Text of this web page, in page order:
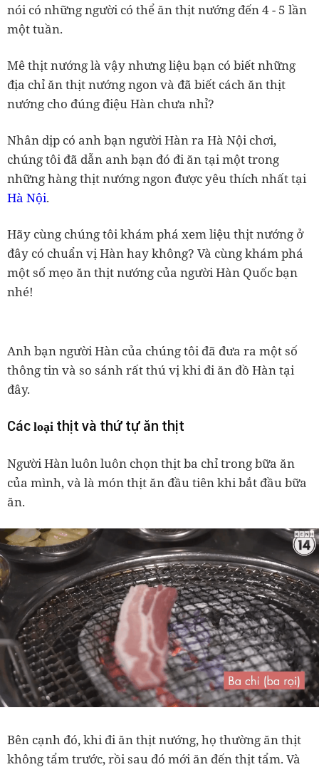
nói có những người có thể ăn thịt nướng đến 4 - 5 lần
một tuần.
Mê thịt nướng là vậy nhưng liệu bạn có biết những
địa chỉ ăn thịt nướng ngon và đã biết cách ăn thịt
nướng cho đúng điệu Hàn chưa nhỉ?
Nhân dịp có anh bạn người Hàn ra Hà Nội chơi,
chúng tôi đã dẫn anh bạn đó đi ăn tại một trong
những hàng thịt nướng ngon được yêu thích nhất tại
Hà Nội.
Hãy cùng chúng tôi khám phá xem liệu thịt nướng ở
đây có chuẩn vị Hàn hay không? Và cùng khám phá
một số mẹo ăn thịt nướng của người Hàn Quốc bạn
nhé!
Anh bạn người Hàn của chúng tôi đã đưa ra một số
thông tin và so sánh rất thú vị khi đi ăn đồ Hàn tại
đây.
Các loại thịt và thứ tự ăn thịt
Người Hàn luôn luôn chọn thịt ba chỉ trong bữa ăn
của mình, và là món thịt ăn đầu tiên khi bắt đầu bữa
ăn.
Bên cạnh đó, khi đi ăn thịt nướng, họ thường ăn thịt
không tẩm trước, rồi sau đó mới ăn đến thịt tẩm. Và